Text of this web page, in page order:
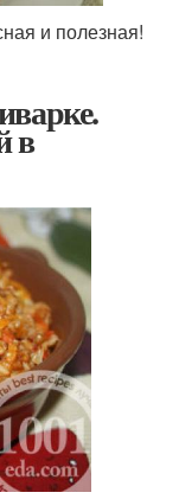
и полезная!
в